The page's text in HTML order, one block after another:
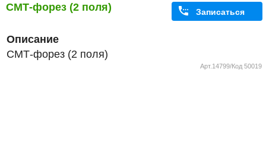
СМТ-форез (2 поля) Записаться
Описание
СМТ-форез (2 поля)
Арт.14799/Код 50019